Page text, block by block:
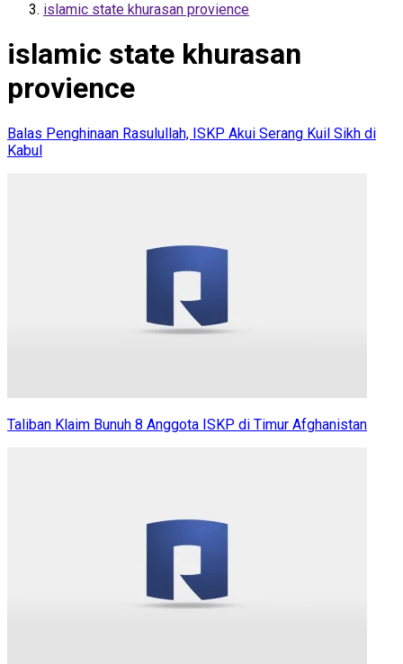
islamic state khurasan provience
islamic state khurasan
provience
Balas Penghinaan Rasulullah, ISKP Akui Serang Kuil Sikh di
Kabul
Taliban Klaim Bunuh 8 Anggota ISKP di Timur Afghanistan